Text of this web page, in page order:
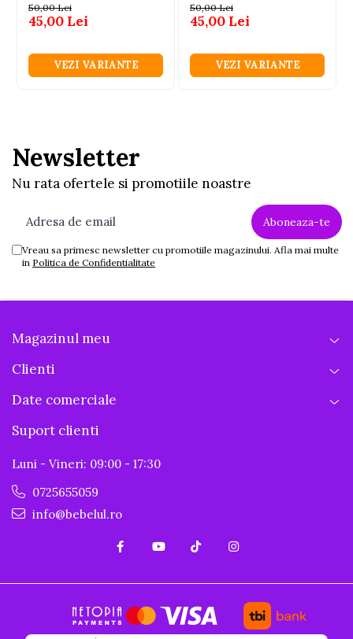
50,00 Lei
45,00 Lei
VEZI VARIANTE
50,00 Lei
45,00 Lei
VEZI VARIANTE
Newsletter
Nu rata ofertele si promotiile noastre
Vreau sa primesc newsletter cu promotiile magazinului. Afla mai multe
in Politica de Confidentialitate
Magazinul meu
Clienti
Date comerciale
Suport clienti
Luni - Vineri: 09:00 - 17:30
0725655059
info@bebelul.ro